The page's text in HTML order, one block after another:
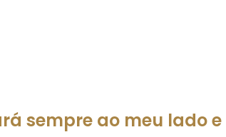
sempre ao meu lado e